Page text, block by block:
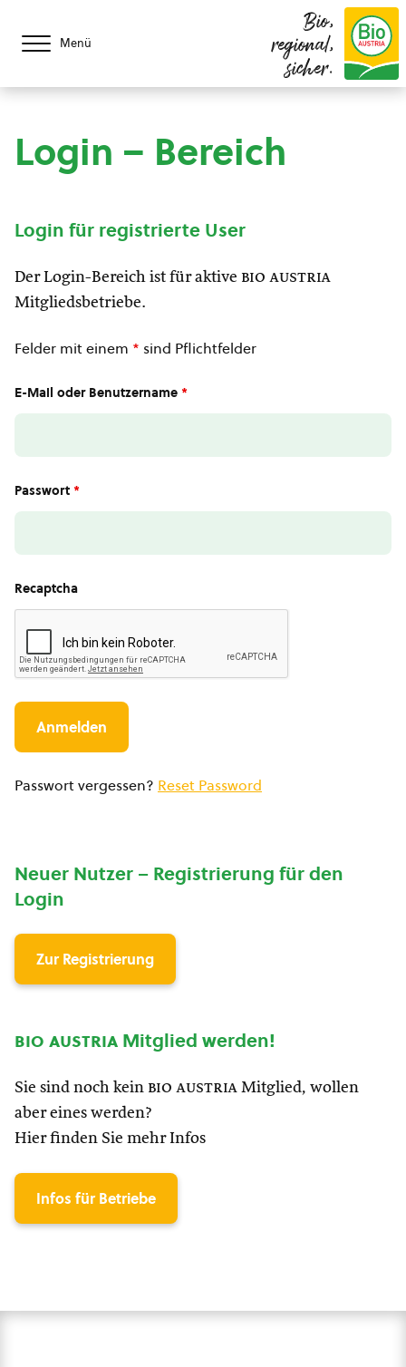
Menü
Bio,
regional,
sicher.
Login – Bereich
Login für registrierte User
Der Login-Bereich ist für aktive bio austria
Mitgliedsbetriebe.
Felder mit einem * sind Pflichtfelder
E-Mail oder Benutzername *
Passwort *
Recaptcha
Passwort vergessen? Reset Password
Neuer Nutzer – Registrierung für den
Login
Zur Registrierung
bio austria Mitglied werden!
Sie sind noch kein bio austria Mitglied, wollen
aber eines werden?
Hier finden Sie mehr Infos
Infos für Betriebe